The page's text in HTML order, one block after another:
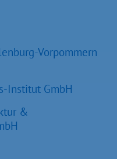
Vorpommern
Institut GmbH
&